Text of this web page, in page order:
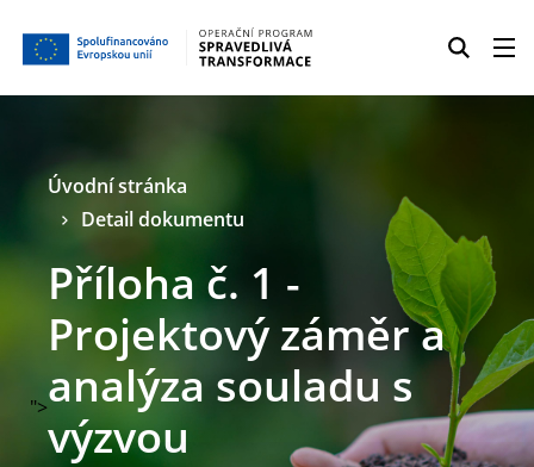
">
Úvodní stránka
Detail dokumentu
Příloha č. 1 -
Projektový záměr a
analýza souladu s
výzvou